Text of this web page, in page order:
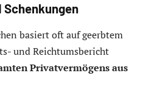
basiert oft auf geerbtem
und Reichtumsbericht
Privatvermögens aus